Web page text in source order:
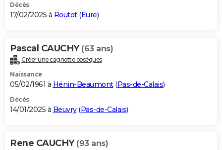
Décès
17/02/2025 à Routot(Eure)
Pascal CAUCHY (63 ans)
Créer une cagnotte obsèques
Naissance
05/02/1961 à Hénin-Beaumont(Pas-de-Calais)
Décès
14/01/2025 à Beuvry(Pas-de-Calais)
Rene CAUCHY (93 ans)